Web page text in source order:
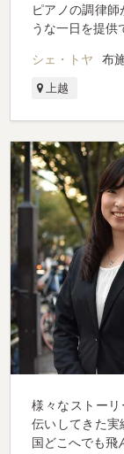
ピアノの調律
うな一日を提供
シェ・トヤ 布
上越
様々なストー
伝いしてきた実
国どこへでも飛